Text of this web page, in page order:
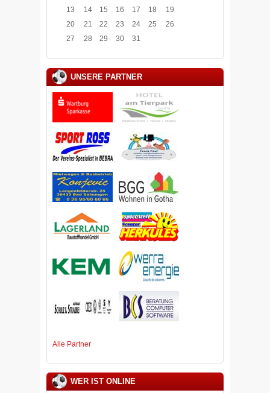
13
14 15 16 17 18
19
20
21 22 23 24 25
26
27
28 29 30 31
UNSERE PARTNER
Alle Partner
WER IST ONLINE